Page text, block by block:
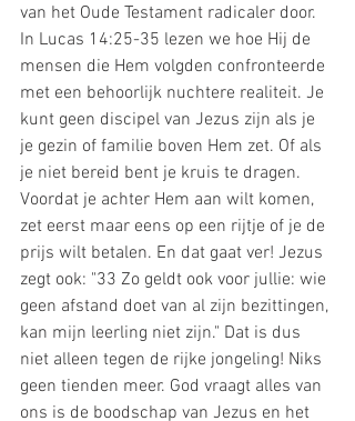
van het Oude Testament radicaler door.
In Lucas 14:25-35 lezen we hoe Hij de
mensen die Hem volgden confronteerde
met een behoorlijk nuchtere realiteit. Je
kunt geen discipel van Jezus zijn als je
je gezin of familie boven Hem zet. Of als
je niet bereid bent je kruis te dragen.
Voordat je achter Hem aan wilt komen,
zet eerst maar eens op een rijtje of je de
prijs wilt betalen. En dat gaat ver! Jezus
zegt ook: "33 Zo geldt ook voor jullie: wie
geen afstand doet van al zijn bezittingen,
kan mijn leerling niet zijn." Dat is dus
niet alleen tegen de rijke jongeling! Niks
geen tienden meer. God vraagt alles van
ons is de boodschap van Jezus en het